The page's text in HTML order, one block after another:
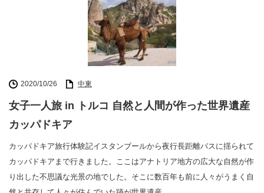
2020/10/26 中東
女子一人旅 in トルコ 自然と人間が作った世界遺産
カッパドキア
カッパドキア旅行体験記イスタンブールから夜行長距離バスに揺られて
カッパドキアまで行きました。ここはアナトリア地方の広大な自然が作
り出した不思議な光景の地でした。そこに数百年も前に人々がうまく自